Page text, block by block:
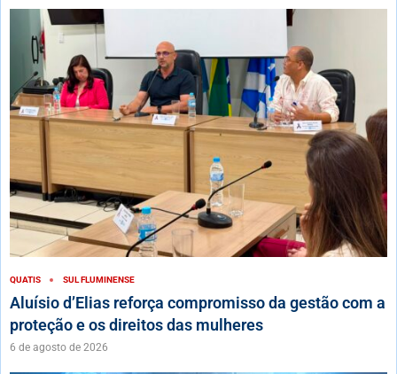
QUATIS SUL FLUMINENSE
Aluísio d’Elias reforça compromisso da gestão com a
proteção e os direitos das mulheres
6 de agosto de 2026